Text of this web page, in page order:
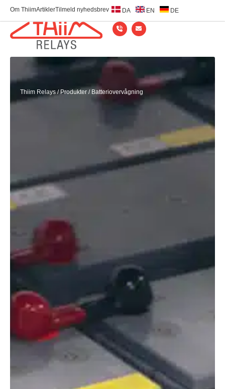
Om ThiimArtiklerTilmeld nyhedsbrev DA EN DE
Thiim Relays​/Produkter / Batteriovervågning